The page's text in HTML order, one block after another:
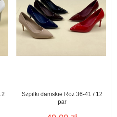
Szpilki damskie Roz 36-41 / 12
par